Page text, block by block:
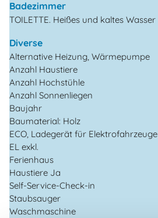
Badezimmer
TOILETTE. Heißes und kaltes Wasser
Diverse
Alternative Heizung, Wärmepumpe
Anzahl Haustiere
Anzahl Hochstühle
Anzahl Sonnenliegen
Baujahr
Baumaterial: Holz
ECO, Ladegerät für Elektrofahrzeuge
EL exkl.
Ferienhaus
Haustiere Ja
Self-Service-Check-in
Staubsauger
Waschmaschine